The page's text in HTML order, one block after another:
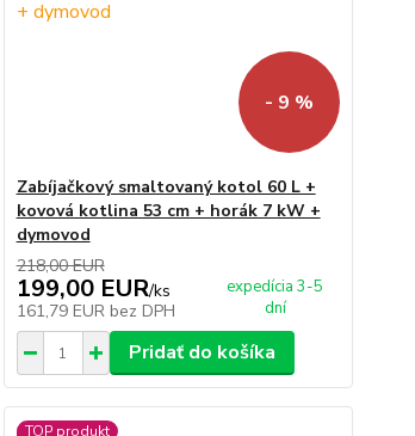
- 9 %
Zabíjačkový smaltovaný kotol 60 L +
kovová kotlina 53 cm + horák 7 kW +
dymovod
218,00 EUR
199,00 EUR/ks
161,79 EUR bez DPH
expedícia 3-5
dní
Pridať do košíka
TOP produkt